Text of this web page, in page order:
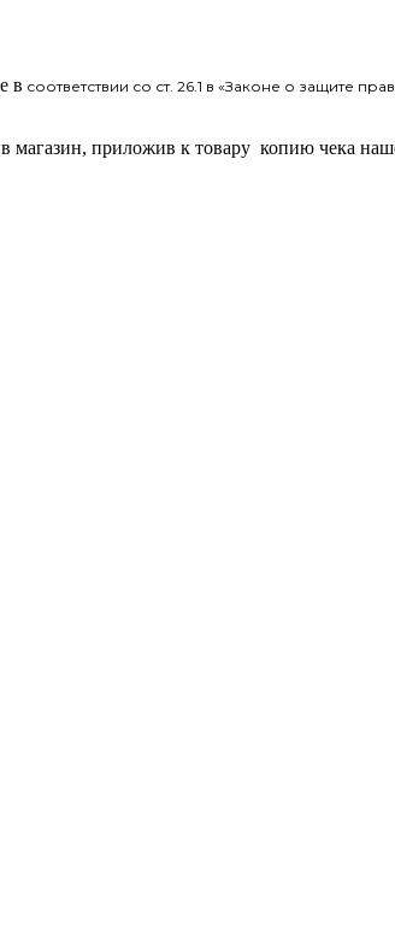
в соответствии со ст. 26.1 в «Законе о защите
магазин, приложив к товару копию чека